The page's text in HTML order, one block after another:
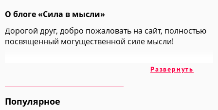
О блоге «Сила в мысли»
Дорогой друг, добро пожаловать на сайт, полностью
посвященный могущественной силе мысли!
множество техник и методик, позволяющихРазвернуть
Популярное